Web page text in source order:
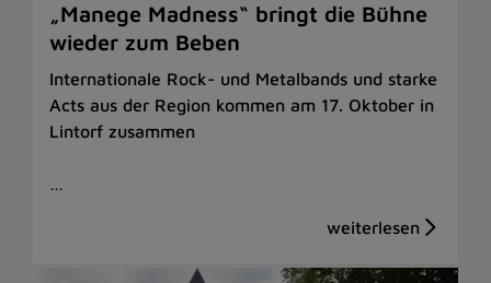
„Manege Madness“ bringt die Bühne
wieder zum Beben
Internationale Rock- und Metalbands und starke
Acts aus der Region kommen am 17. Oktober in
Lintorf zusammen
…